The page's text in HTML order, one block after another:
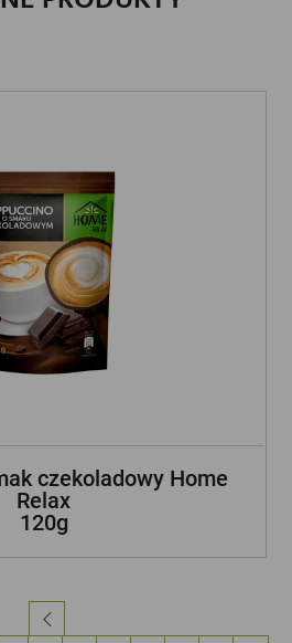
czekoladowy Home
Relax
120g